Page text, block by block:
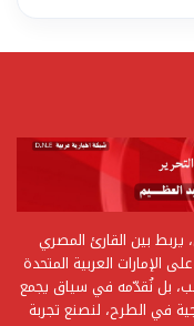
بين القارئ المصري
الإمارات العربية المتحدة
بل نُقدّمه في سياق يجمع
في الطرح، لنصنع تجربة